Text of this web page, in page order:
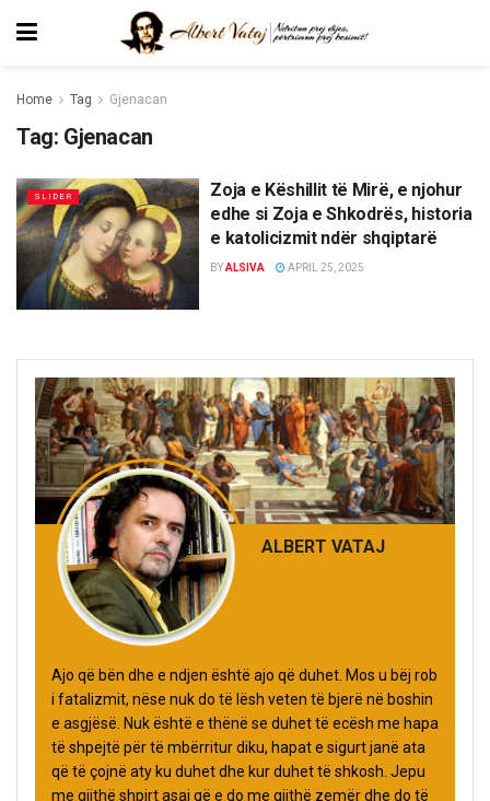
Home Tag Gjenacan
Tag: Gjenacan
SLIDER
Zoja e Këshillit të Mirë, e njohur
edhe si Zoja e Shkodrës, historia
e katolicizmit ndër shqiptarë
BYALSIVA APRIL 25, 2025
ALBERT VATAJ
Ajo që bën dhe e ndjen është ajo që duhet. Mos u bëj rob
i fatalizmit, nëse nuk do të lësh veten të bjerë në boshin
e asgjësë. Nuk është e thënë se duhet të ecësh me hapa
të shpejtë për të mbërritur diku, hapat e sigurt janë ata
që të çojnë aty ku duhet dhe kur duhet të shkosh. Jepu
me gjithë shpirt asaj që e do me gjithë zemër dhe do të